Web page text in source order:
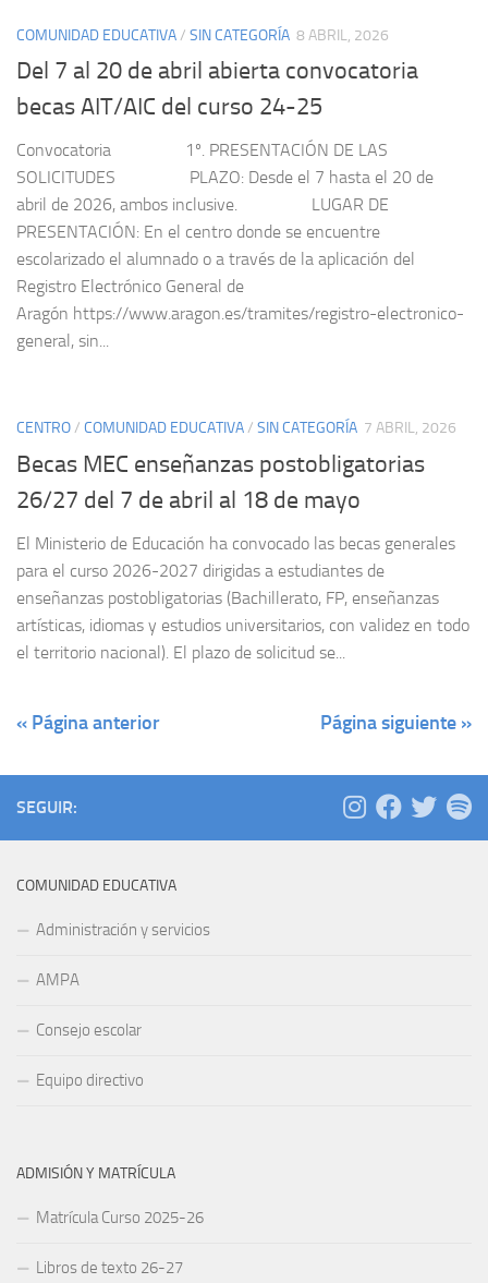
COMUNIDAD EDUCATIVA/ SIN CATEGORÍA 8 ABRIL, 2026
Del 7 al 20 de abril abierta convocatoria
becas AIT/AIC del curso 24-25
Convocatoria 1º. PRESENTACIÓN DE LAS
SOLICITUDES PLAZO: Desde el 7 hasta el 20 de
abril de 2026, ambos inclusive. LUGAR DE
PRESENTACIÓN: En el centro donde se encuentre
escolarizado el alumnado o a través de la aplicación del
Registro Electrónico General de
Aragón https://www.aragon.es/tramites/registro-electronico-
general, sin...
CENTRO/ COMUNIDAD EDUCATIVA/ SIN CATEGORÍA 7 ABRIL, 2026
Becas MEC enseñanzas postobligatorias
26/27 del 7 de abril al 18 de mayo
El Ministerio de Educación ha convocado las becas generales
para el curso 2026-2027 dirigidas a estudiantes de
enseñanzas postobligatorias (Bachillerato, FP, enseñanzas
artísticas, idiomas y estudios universitarios, con validez en todo
el territorio nacional). El plazo de solicitud se...
« Página anterior Página siguiente »
SEGUIR:
COMUNIDAD EDUCATIVA
Administración y servicios
AMPA
Consejo escolar
Equipo directivo
ADMISIÓN Y MATRÍCULA
Matrícula Curso 2025-26
Libros de texto 26-27